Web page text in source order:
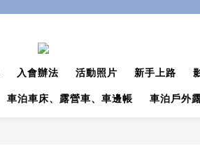
入會辦法 活動照片 新手上路
車泊車床、露營車、車邊帳 車泊戶外